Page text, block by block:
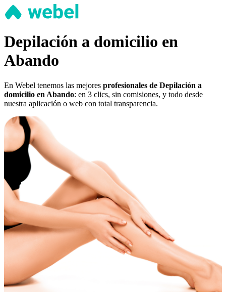
Depilación a domicilio en
Abando
En Webel tenemos las mejores profesionales de Depilación a
domicilio en Abando: en 3 clics, sin comisiones, y todo desde
nuestra aplicación o web con total transparencia.